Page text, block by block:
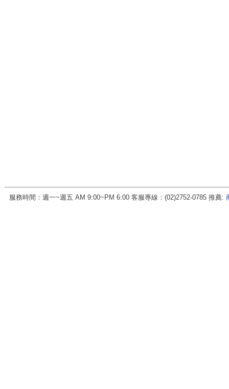
服務時間：週一~週五 AM 9:00~PM 6:00 客服專線：(02)2752-0785 推薦: